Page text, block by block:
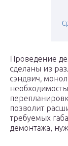
Проведение
сделаны из
сэндвич,
позволит
требуемых
демонтажа,